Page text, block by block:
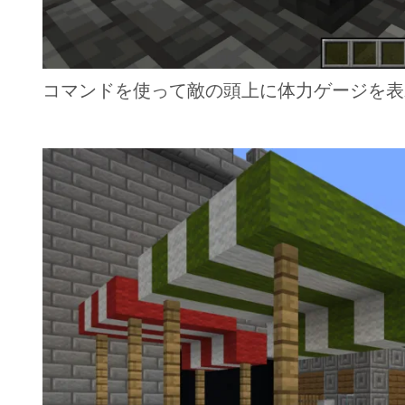
コマンドを使って敵の頭上に体力ゲージを